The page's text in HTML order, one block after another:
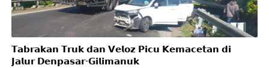
𝗧𝗮𝗯𝗿𝗮𝗸𝗮𝗻 𝗧𝗿𝘂𝗸 𝗱𝗮𝗻 𝗩𝗲𝗹𝗼𝘇 𝗣𝗶𝗰𝘂 𝗞𝗲𝗺𝗮𝗰𝗲𝘁𝗮𝗻 𝗱𝗶
𝗝𝗮𝗹𝘂𝗿 𝗗𝗲𝗻𝗽𝗮𝘀𝗮𝗿-𝗚𝗶𝗹𝗶𝗺𝗮𝗻𝘂𝗸